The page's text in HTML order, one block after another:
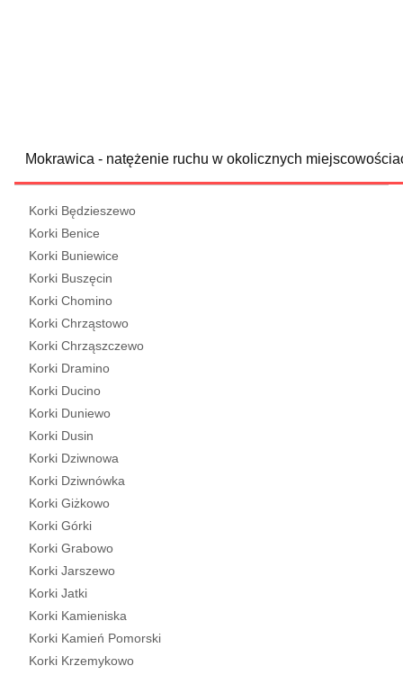
Mokrawica - natężenie ruchu w okolicznych
Korki Będzieszewo
Korki Benice
Korki Buniewice
Korki Buszęcin
Korki Chomino
Korki Chrząstowo
Korki Chrząszczewo
Korki Dramino
Korki Ducino
Korki Duniewo
Korki Dusin
Korki Dziwnowa
Korki Dziwnówka
Korki Giżkowo
Korki Górki
Korki Grabowo
Korki Jarszewo
Korki Jatki
Korki Kamieniska
Korki Kamień Pomorski
Korki Krzemykowo